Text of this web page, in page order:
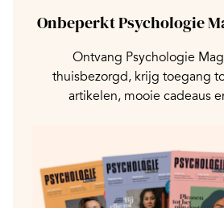
Onbeperkt Psychologie
Ontvang Psychologie
thuisbezorgd, krijg toegang
artikelen, mooie cadeaus